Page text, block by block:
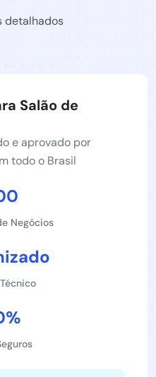
detalhados
Salão de
e aprovado por
todo o Brasil
Negócios